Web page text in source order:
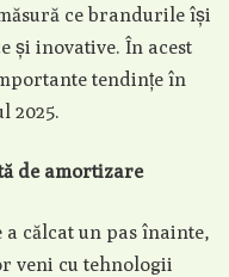
ce brandurile își
și inovative. În acest
tendințe în
2025.
de amortizare
călcat un pas înainte,
veni cu tehnologii